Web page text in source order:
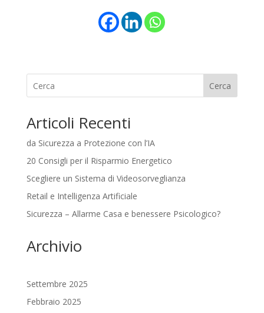
Cerca
Articoli Recenti
da Sicurezza a Protezione con l’IA
20 Consigli per il Risparmio Energetico
Scegliere un Sistema di Videosorveglianza
Retail e Intelligenza Artificiale
Sicurezza – Allarme Casa e benessere Psicologico?
Archivio
Settembre 2025
Febbraio 2025